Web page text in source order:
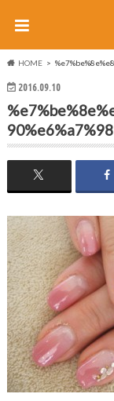
HOME
2016.09.10